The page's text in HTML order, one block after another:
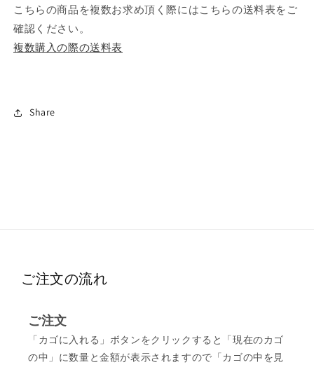
こちらの商品を複数お求め頂く際にはこちらの送料表をご
確認ください。
複数購入の際の送料表
Share
ご注文の流れ
ご注文
「カゴに入れる」ボタンをクリックすると「現在のカゴ
の中」に数量と金額が表示されますので「カゴの中を見